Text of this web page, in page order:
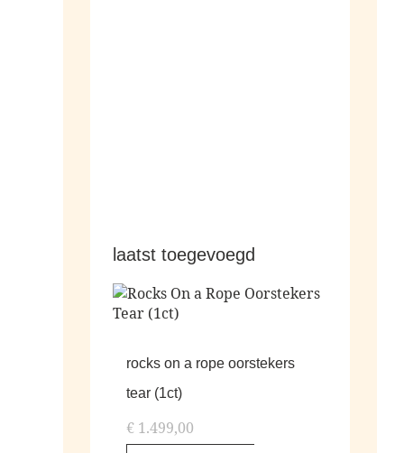
laatst toegevoegd
rocks on a rope oorstekers
tear (1ct)
€ 1.499,00